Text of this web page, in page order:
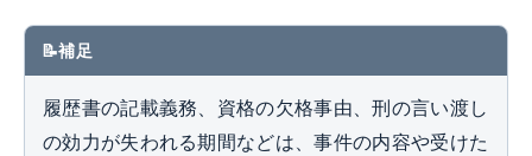
補足
履歴書の記載義務、資格の欠格事由、刑の言い渡し
の効力が失われる期間などは、事件の内容や受けた